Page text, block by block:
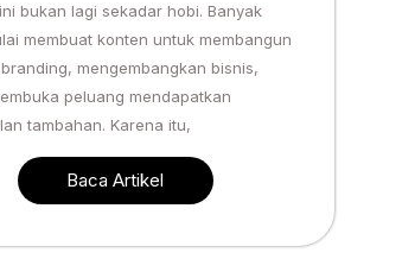
bukan lagi sekadar hobi. Banyak
membuat konten untuk membangun
mengembangkan bisnis,
peluang mendapatkan
tambahan. Karena itu,
Baca Artikel